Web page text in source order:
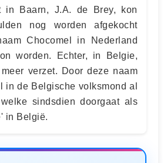
in Baarn, J.A. de Brey, kon
nog worden afgekocht
Chocomel in Nederland
worden. Echter, in Belgie,
verzet. Door deze naam
in de Belgische volksmond al
sindsdien doorgaat als
in België.